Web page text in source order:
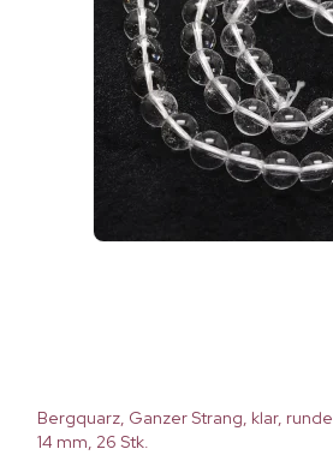
Bergquarz, Ganzer Strang, klar,
14 mm, 26 Stk.